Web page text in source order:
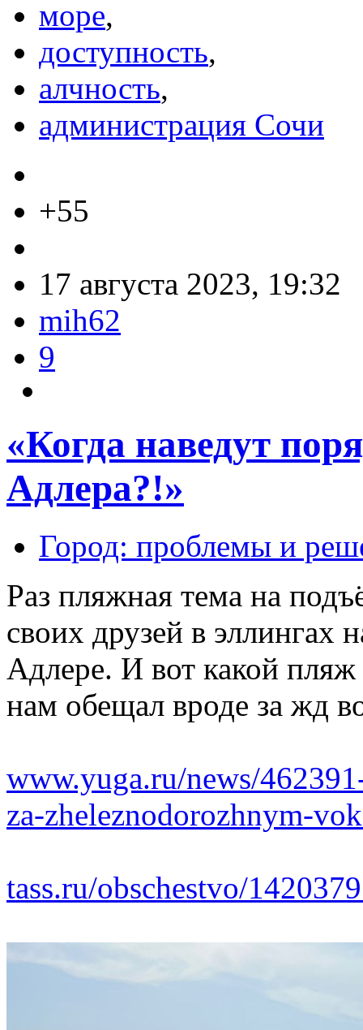
море,
доступность,
алчность,
администрация Сочи
+55
17 августа 2023, 19:32
mih62
9
«Когда наведут
Адлера?!»
Город: проблемы и
Раз пляжная тема на
своих друзей в эллингах
Адлере. И вот какой пляж
нам обещал вроде за жд
www.yuga.ru/news/
za-zheleznodorozhnym-
tass.ru/obschestvo/